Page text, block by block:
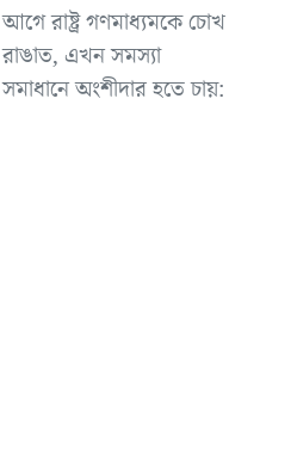
আগে রাষ্ট্র গণমাধ্যমকে চোখ
রাঙাত, এখন সমস্যা
সমাধানে অংশীদার হতে চায়: